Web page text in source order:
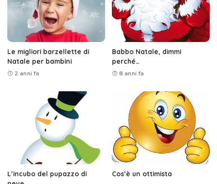
Le migliori barzellette di
Natale per bambini
2 anni fa
Babbo Natale, dimmi
perché…
8 anni fa
L’incubo del pupazzo di
Cos’è un ottimista